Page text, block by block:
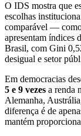
O IDS mostra que
escolhas
comparável —
apresentam índices
Brasil, com Gini
desigual e setor
Em democracias
5 e 9 vezes a renda
Alemanha,
diferença é de
mantém